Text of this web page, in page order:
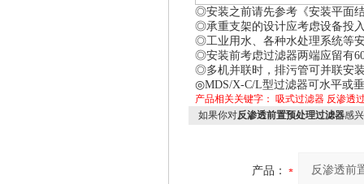
◎安装之前请先参考《安装平面
◎承重支架的设计应考虑设备投
◎工业用水、各种水处理系统等
◎安装前考虑过滤器两端应留有
◎多机并联时，排污管可并联安
◎MDS/X-C/L型过滤器可水平或
产品相关关键字： 吸式过滤器 反渗透
如果你对反渗透前置预处理过滤器感
产品：